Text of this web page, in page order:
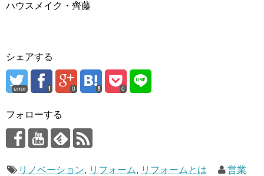
ハウスメイク・齊藤
シェアする
error 0 0
フォローする
リノベーション, リフォーム, リフォームとは 営業